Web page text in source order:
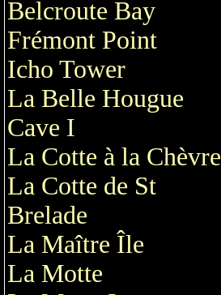
Belcroute Bay
Frémont Point
Icho Tower
La Belle Hougue
Cave I
La Cotte à la Chèvre
La Cotte de St
Brelade
La Maître Île
La Motte